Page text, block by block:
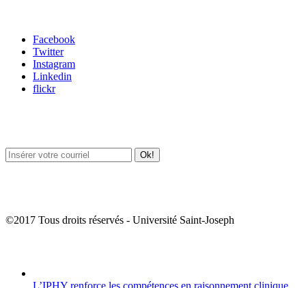
Facebook
Twitter
Instagram
Linkedin
flickr
©2017 Tous droits réservés - Université Saint-Joseph